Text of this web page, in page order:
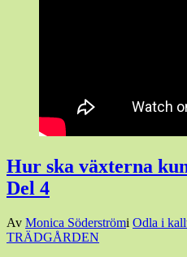
Hur ska växterna
Del 4
Den
30
Av Monica Söderströmi Odla i
TRÄDGÅRDEN